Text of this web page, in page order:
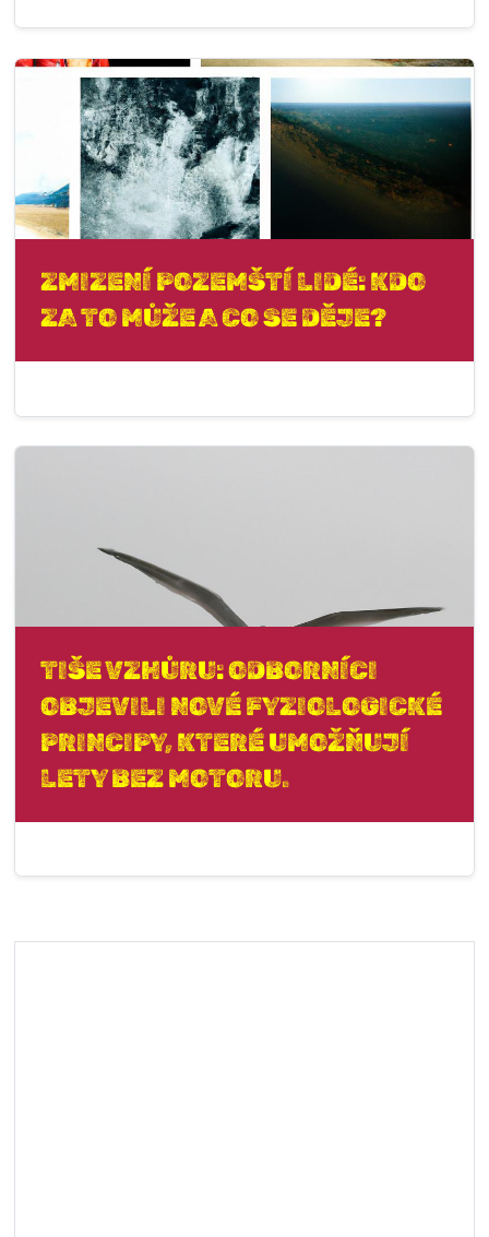
ZMIZENÍ POZEMŠTÍ LIDÉ: KDO
ZA TO MŮŽE A CO SE DĚJE?
TIŠE VZHŮRU: ODBORNÍCI
OBJEVILI NOVÉ FYZIOLOGICKÉ
PRINCIPY, KTERÉ UMOŽŇUJÍ
LETY BEZ MOTORU.